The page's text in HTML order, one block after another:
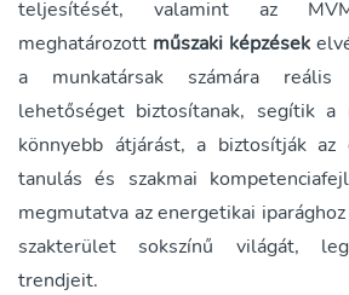
teljesítését, valamint az
meghatározott műszaki képzések
a munkatársak számára reális
lehetőséget biztosítanak, segítik a
könnyebb átjárást, a biztosítják az
tanulás és szakmai
megmutatva az energetikai
szakterület sokszínű világát,
trendjeit.